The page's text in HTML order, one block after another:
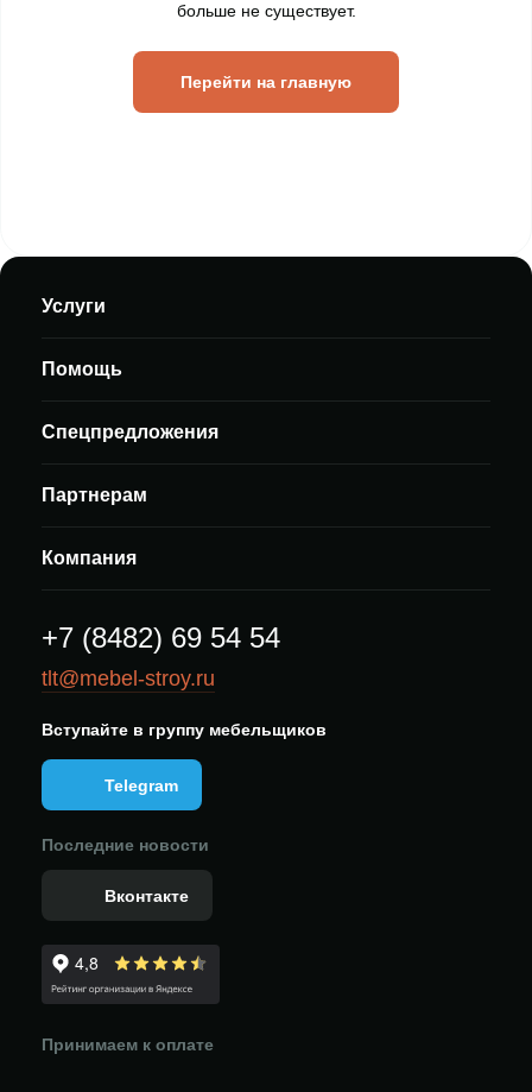
больше не существует.
Перейти на главную
Услуги
Помощь
Спецпредложения
Партнерам
Компания
+7 (8482) 69 54 54
tlt@mebel-stroy.ru
Вступайте в группу мебельщиков
Telegram
Последние новости
Вконтакте
Принимаем к оплате